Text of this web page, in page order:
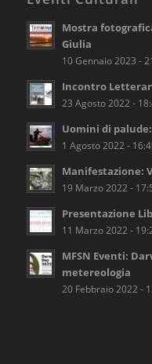
Mostra
Giulia
10 Gennaio 2023 -
Incontro
23 Agosto 2022 -
Uomini di
1 Agosto 2022 -
Manifestazione:
19 Marzo 2022 -
Presentazione
11 Marzo 2022 -
MFSN Eventi:
metereologia
20 Febbraio 2022 -